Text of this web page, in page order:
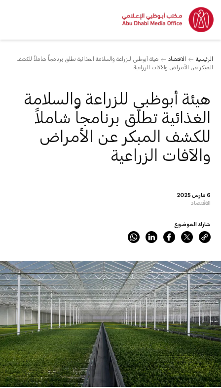
الرئيسية الاقتصاد
هيئة أبوظبي للزراعة والسلامة الغذائية تطلق برنامجاً شاملاً للكشف
المبكر عن الأمراض والآفات الزراعية
6 مارس 2025
الاقتصاد
هيئة أبوظبي للزراعة والسلامة
الغذائية تطلق برنامجاً شاملاً
للكشف المبكر عن الأمراض
والآفات الزراعية
شارك الموضوع